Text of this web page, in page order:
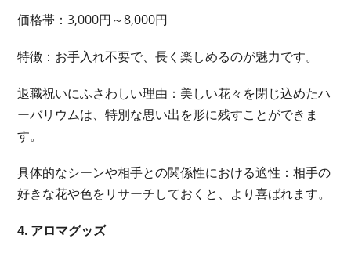
価格帯：3,000円～8,000円
特徴：お手入れ不要で、長く楽しめるのが魅力です。
退職祝いにふさわしい理由：美しい花々を閉じ込めたハ
ーバリウムは、特別な思い出を形に残すことができま
す。
具体的なシーンや相手との関係性における適性：相手の
好きな花や色をリサーチしておくと、より喜ばれます。
4. アロマグッズ